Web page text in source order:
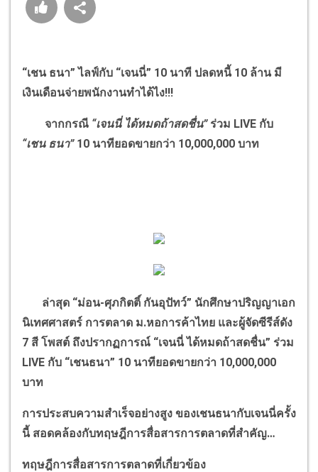
“เชน ธนา”ไลฟ์กับ “เจนนี่” 10 นาที ปลดหนี้ 10 ล้าน มี
เงินเดือนจ่ายพนักงานทำได้ไง!!!
จากกรณี “เจนนี่ ได้หมดถ้าสดชื่น” ร่วม LIVE กับ
“เชน ธนา”10 นาทียอดขายกว่า 10,000,000 บาท
ล่าสุด “ม่อน-ศุภกิตติ์ กันอุปัทว์” นักศึกษาปริญญาเอก
นิเทศศาสตร์ การตลาด ม.หอการค้าไทย และผู้จัดซีรีส์ดัง
7 สี โพสต์ ถึงปรากฏการณ์ “เจนนี่ ได้หมดถ้าสดชื่น” ร่วม
LIVE กับ “เชนธนา” 10 นาทียอดขายกว่า 10,000,000
บาท
การประสบความสำเร็จอย่างสูง ของเชนธนากับเจนนี่ครั้ง
นี้ สอดคล้องกับทฤษฎีการสื่อสารการตลาดที่สำคัญ…
ทฤษฎีการสื่อสารการตลาดที่เกี่ยวข้อง